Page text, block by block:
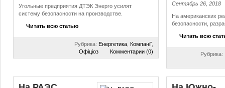
Угольные предприятия ДТЭК Энерго усилят
систему безопасности на производстве.
Читать всю статью
Рубрика: Енергетика Компанії
Офіціоз
Комментарии (0)
Сентябрь 26, 2018
На американских
безопасности,
Читать всю
Рубрика: